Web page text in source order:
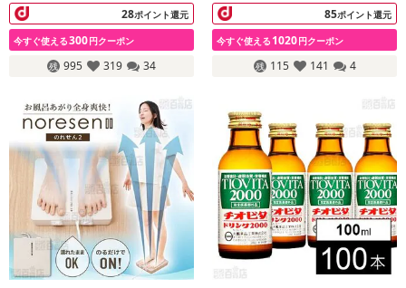
28ポイント還元
今すぐ使える300円クーポン
995 319 34
85ポイント還元
今すぐ使える 1020円クーポン
115 141 4